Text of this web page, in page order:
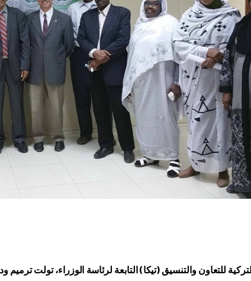
للتعاون والتنسيق (تيكا) التابعة لرئاسة الوزراء، تولت